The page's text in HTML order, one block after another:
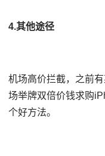
4.其他途径
机场高价拦截，之前
场举牌双倍价钱求购
个好方法。